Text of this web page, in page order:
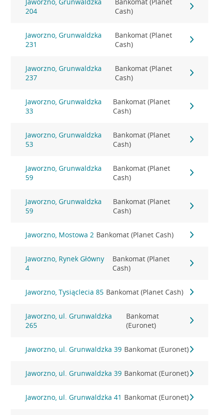
204
Cash)
Jaworzno, Grunwaldzka
231
Bankomat (Planet
Cash)
Jaworzno, Grunwaldzka
237
Bankomat (Planet
Cash)
Jaworzno, Grunwaldzka
33
Bankomat (Planet
Cash)
Jaworzno, Grunwaldzka
53
Bankomat (Planet
Cash)
Jaworzno, Grunwaldzka
59
Bankomat (Planet
Cash)
Jaworzno, Grunwaldzka
59
Bankomat (Planet
Cash)
Jaworzno, Mostowa 2 Bankomat (Planet Cash)
Jaworzno, Rynek Główny
4
Bankomat (Planet
Cash)
Jaworzno, Tysiąclecia 85 Bankomat (Planet Cash)
Jaworzno, ul. Grunwaldzka
265
Bankomat
(Euronet)
Jaworzno, ul. Grunwaldzka 39 Bankomat (Euronet)
Jaworzno, ul. Grunwaldzka 39 Bankomat (Euronet)
Jaworzno, ul. Grunwaldzka 41 Bankomat (Euronet)